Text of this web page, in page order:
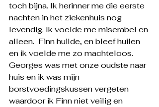
toch bijna. Ik herinner me die eerste
nachten in het ziekenhuis nog
levendig. Ik voelde me miserabel en
alleen.  Finn huilde, en bleef huilen
en ik voelde me zo machteloos.
Georges was met onze oudste naar
huis en ik was mijn
borstvoedingskussen vergeten
waardoor ik Finn niet veilig en